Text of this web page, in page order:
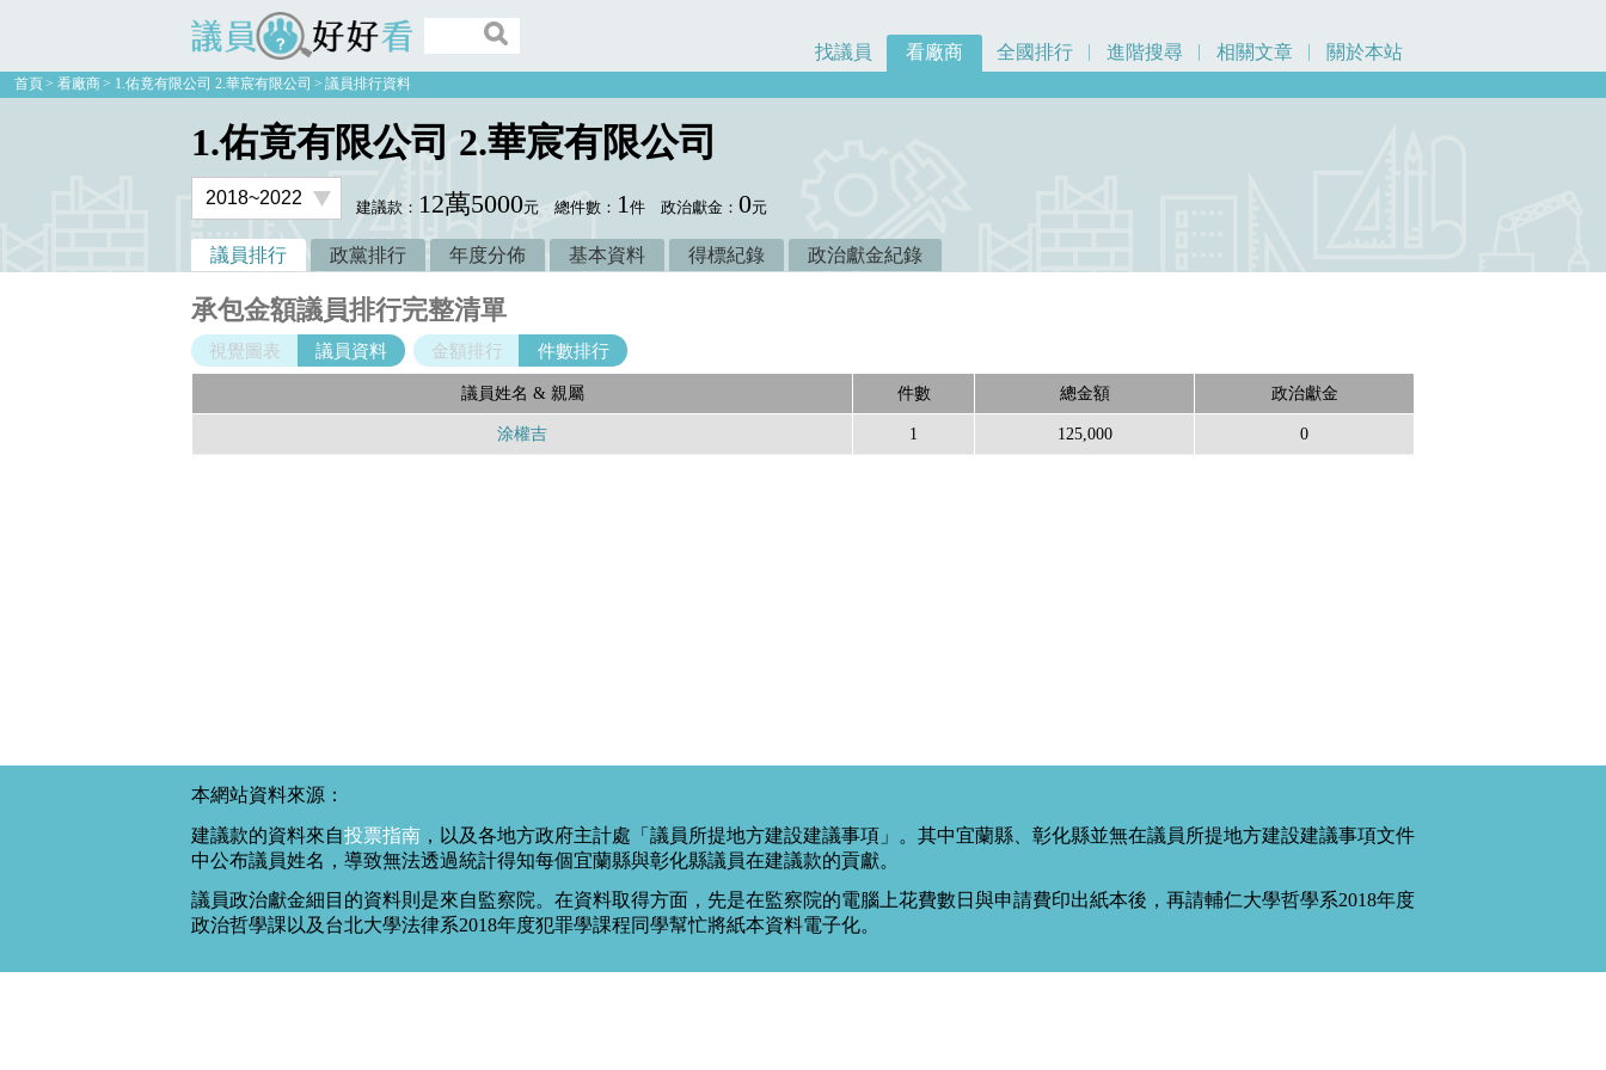
議員好好看
找議員 看廠商 全國排行 進階搜尋 相關文章 關於本站
首頁 看廠商 1.佑竟有限公司 2.華宸有限公司 議員排行資料
1.佑竟有限公司 2.華宸有限公司
建議款： 12萬5000元 總件數： 1件 政治獻金：0元
議員排行 政黨排行 年度分佈 基本資料 得標紀錄 政治獻金紀錄
承包金額議員排行完整清單
視覺圖表 議員資料 金額排行 件數排行
議員姓名 & 親屬 件數 總金額 政治獻金
涂權吉 1 125,000 0
本網站資料來源：
建議款的資料來自投票指南 ，以及各地方政府主計處「議員所提地方建設建議事項」。其中宜蘭縣、彰化縣並無在議員所提地方建設建議事項文件
中公布議員姓名，導致無法透過統計得知每個宜蘭縣與彰化縣議員在建議款的貢獻。
議員政治獻金細目的資料則是來自監察院。在資料取得方面，先是在監察院的電腦上花費數日與申請費印出紙本後，再請輔仁大學哲學系2018年度
政治哲學課以及台北大學法律系2018年度犯罪學課程同學幫忙將紙本資料電子化。